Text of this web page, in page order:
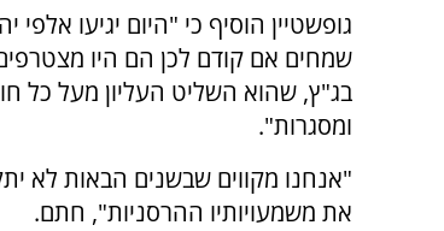
גופשטיין הוסיף כי "היום יגיעו אלפי
שמחים אם קודם לכן הם היו
בג"ץ, שהוא השליט העליון מעל כל
ומסגרות".
"אנחנו מקווים שבשנים הבאות לא
את משמעויותיו ההרסניות", חתם.